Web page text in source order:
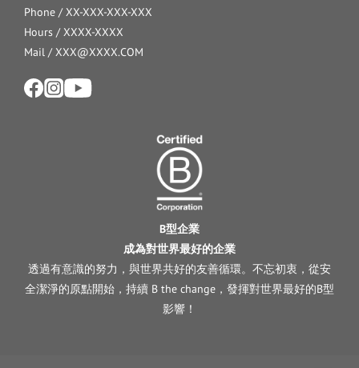
Phone / XX-XXX-XXX-XXX
Hours / XXXX-XXXX
Mail / XXX@XXXX.COM
B型企業
成為對世界最好的企業
透過有意識的努力，與世界共好的友善循環。不忘初衷，從安
全潔淨的原點開始，持續 B the change，發揮對世界最好的B型
影響！